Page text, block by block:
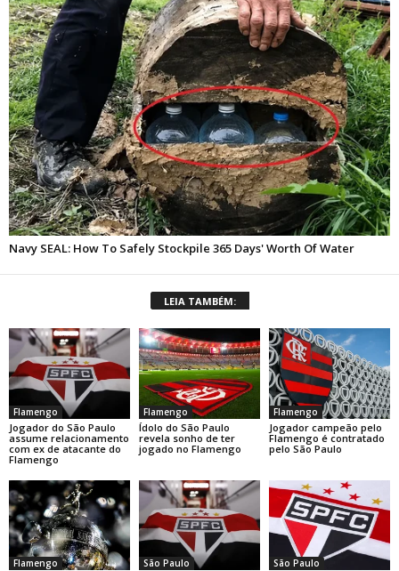
LEIA TAMBÉM:
Flamengo
Jogador do São Paulo
assume relacionamento
com ex de atacante do
Flamengo
Flamengo
Ídolo do São Paulo
revela sonho de ter
jogado no Flamengo
Flamengo
Jogador campeão pelo
Flamengo é contratado
pelo São Paulo
Flamengo São Paulo São Paulo